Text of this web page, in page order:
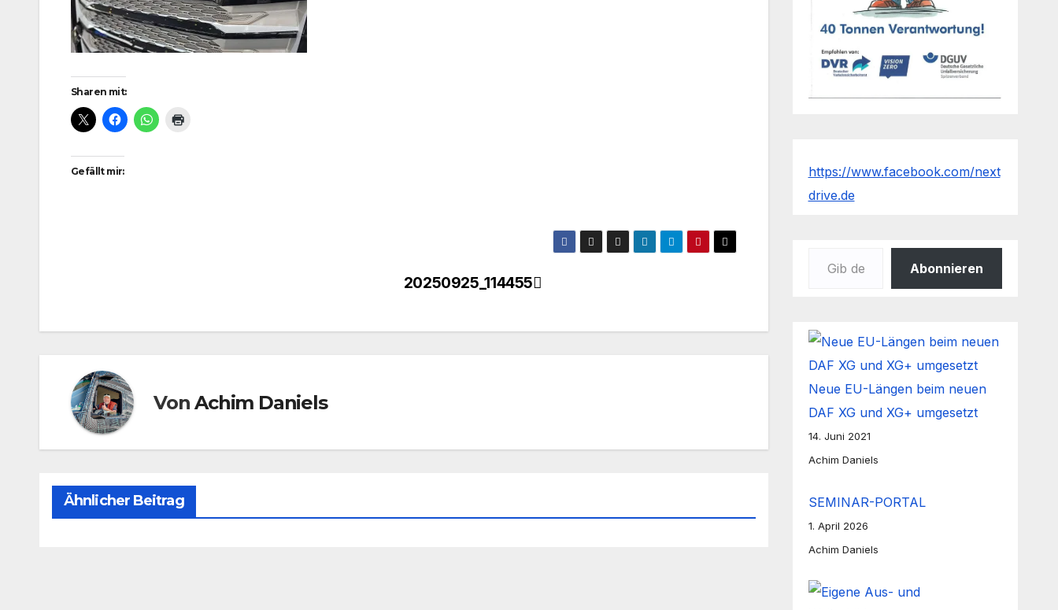
Sharen mit:
Gefällt mir:
20250925_114455
VonAchim Daniels
Ähnlicher Beitrag
https://www.facebook.com/next
drive.de
Abonnieren
Neue EU-Längen beim neuen
DAF XG und XG+ umgesetzt
14. Juni 2021
Achim Daniels
SEMINAR-PORTAL
1. April 2026
Achim Daniels